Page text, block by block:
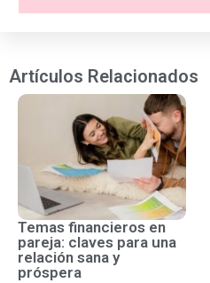
Artículos Relacionados
Temas financieros en
pareja: claves para una
relación sana y
próspera